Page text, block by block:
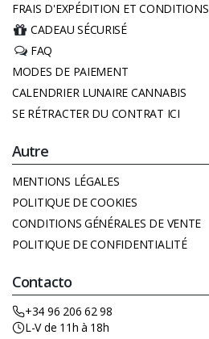
FRAIS D'EXPÉDITION ET CONDITIONS
CADEAU SÉCURISÉ
FAQ
MODES DE PAIEMENT
CALENDRIER LUNAIRE CANNABIS
SE RÉTRACTER DU CONTRAT ICI
Autre
MENTIONS LÉGALES
POLITIQUE DE COOKIES
CONDITIONS GÉNÉRALES DE VENTE
POLITIQUE DE CONFIDENTIALITÉ
Contacto
+34 96 206 62 98
L-V de 11h à 18h